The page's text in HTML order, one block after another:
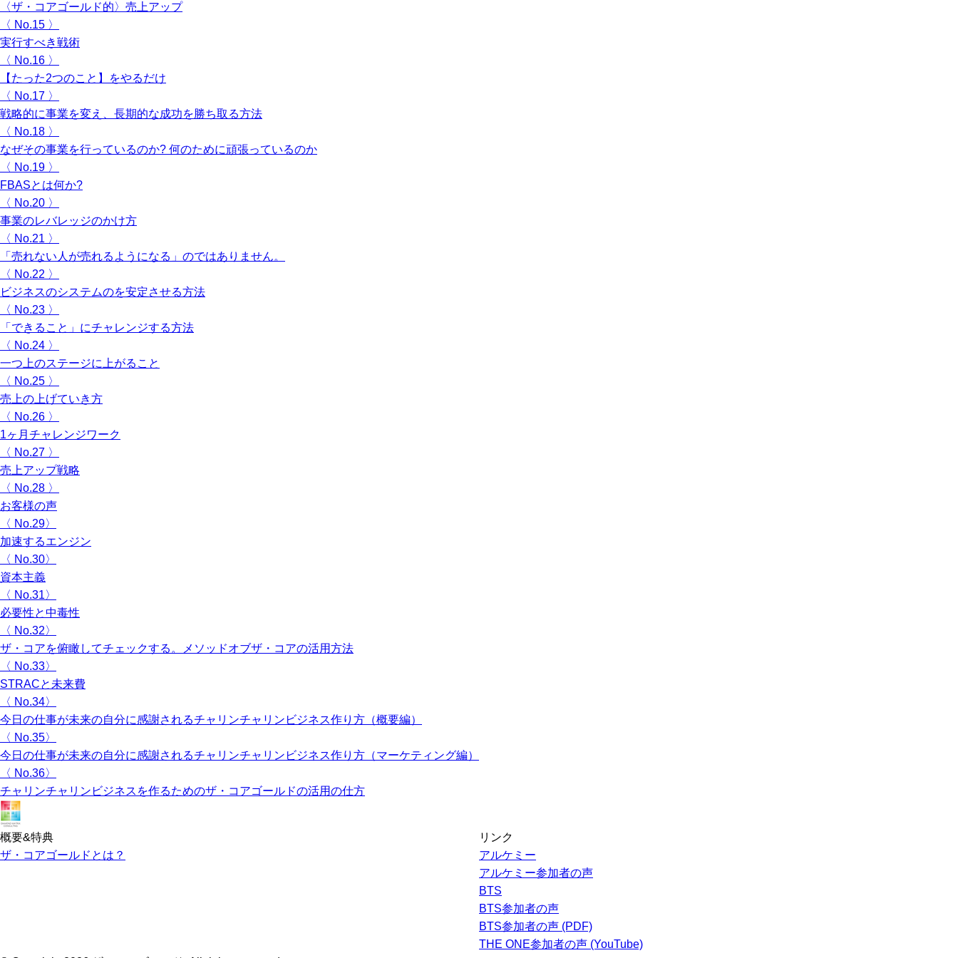
〈ザ・コアゴールド的〉売上アップ
〈 No.15 〉
実行すべき戦術
〈 No.16 〉
【たった2つのこと】をやるだけ
〈 No.17 〉
戦略的に事業を変え、長期的な成功を勝ち取る方法
〈 No.18 〉
なぜその事業を行っているのか? 何のために頑張っているのか
〈 No.19 〉
FBASとは何か?
〈 No.20 〉
事業のレバレッジのかけ方
〈 No.21 〉
「売れない人が売れるようになる」のではありません。
〈 No.22 〉
ビジネスのシステムのを安定させる方法
〈 No.23 〉
「できること」にチャレンジする方法
〈 No.24 〉
一つ上のステージに上がること
〈 No.25 〉
売上の上げていき方
〈 No.26 〉
1ヶ月チャレンジワーク
〈 No.27 〉
売上アップ戦略
〈 No.28 〉
お客様の声
〈 No.29〉
加速するエンジン
〈 No.30〉
資本主義
〈 No.31〉
必要性と中毒性
〈 No.32〉
ザ・コアを俯瞰してチェックする。メソッドオブザ・コアの活用方法
〈 No.33〉
STRACと未来費
〈 No.34〉
今日の仕事が未来の自分に感謝されるチャリンチャリンビジネス作り方（概要編）
〈 No.35〉
今日の仕事が未来の自分に感謝されるチャリンチャリンビジネス作り方（マーケティング編）
〈 No.36〉
チャリンチャリンビジネスを作るためのザ・コアゴールドの活用の仕方
概要&特典
ザ・コアゴールドとは？
リンク
アルケミー
アルケミー参加者の声
BTS
BTS参加者の声
BTS参加者の声 (PDF)
THE ONE参加者の声 (YouTube)